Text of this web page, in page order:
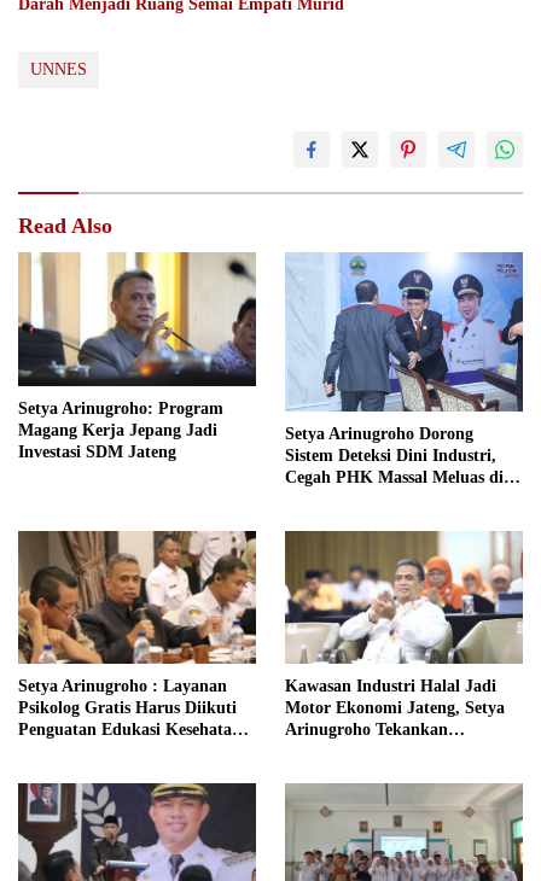
Darah Menjadi Ruang Semai Empati Murid
UNNES
Read Also
Setya Arinugroho: Program
Magang Kerja Jepang Jadi
Investasi SDM Jateng
Setya Arinugroho Dorong
Sistem Deteksi Dini Industri,
Cegah PHK Massal Meluas di
Setya Arinugroho : Layanan
Psikolog Gratis Harus Diikuti
Penguatan Edukasi Kesehatan
Kawasan Industri Halal Jadi
Motor Ekonomi Jateng, Setya
Arinugroho Tekankan